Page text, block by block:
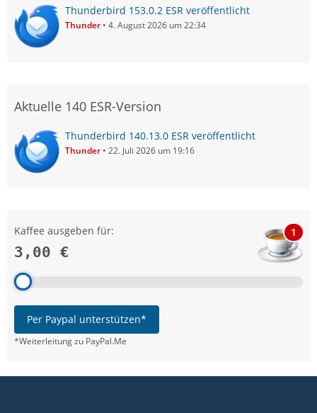
Thunderbird 153.0.2 ESR veröffentlicht
Thunder 4. August 2026 um 22:34
Aktuelle 140 ESR-Version
Thunderbird 140.13.0 ESR veröffentlicht
Thunder 22. Juli 2026 um 19:16
Kaffee ausgeben für:
3,00 €
1
Per Paypal unterstützen*
*Weiterleitung zu PayPal.Me